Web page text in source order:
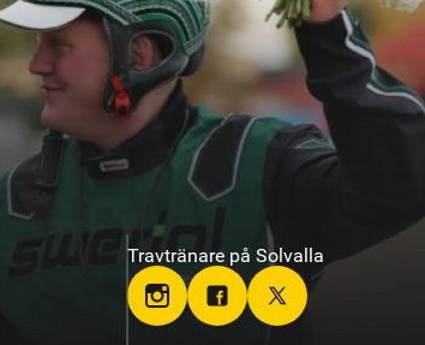
Travtränare på Sundbyholmstravet